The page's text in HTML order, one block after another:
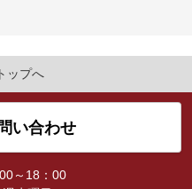
ップへ
い合わせ
～18：00